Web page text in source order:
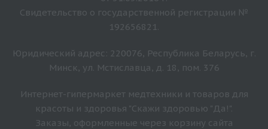
Свидетельство о государственной регистрации №
192656821.
Юридический адрес: 220076, Республика Беларусь, г.
Минск, ул. Мстиславца, д. 18, пом. 376
Интернет-гипермаркет медтехники и товаров для
красоты и здоровья "Скажи здоровью "Да!".
Заказы, оформленные через корзину сайта